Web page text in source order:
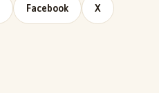
Facebook X